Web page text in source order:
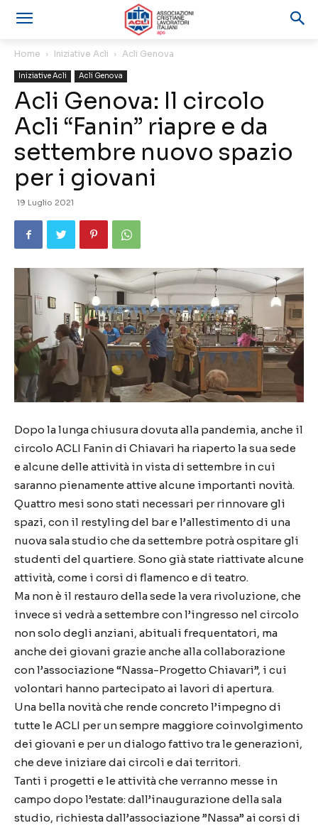
Home Iniziative Acli Acli Genova
Iniziative Acli Acli Genova
Acli Genova: Il circolo
Acli “Fanin” riapre e da
settembre nuovo spazio
per i giovani
19 Luglio 2021
Dopo la lunga chiusura dovuta alla pandemia, anche il
circolo ACLI Fanin di Chiavari ha riaperto la sua sede
e alcune delle attività in vista di settembre in cui
saranno pienamente attive alcune importanti novità.
Quattro mesi sono stati necessari per rinnovare gli
spazi, con il restyling del bar e l’allestimento di una
nuova sala studio che da settembre potrà ospitare gli
studenti del quartiere. Sono già state riattivate alcune
attività, come i corsi di flamenco e di teatro.
Ma non è il restauro della sede la vera rivoluzione, che
invece si vedrà a settembre con l’ingresso nel circolo
non solo degli anziani, abituali frequentatori, ma
anche dei giovani grazie anche alla collaborazione
con l’associazione “Nassa-Progetto Chiavari”, i cui
volontari hanno partecipato ai lavori di apertura.
Una bella novità che rende concreto l’impegno di
tutte le ACLI per un sempre maggiore coinvolgimento
dei giovani e per un dialogo fattivo tra le generazioni,
che deve iniziare dai circoli e dai territori.
Tanti i progetti e le attività che verranno messe in
campo dopo l’estate: dall’inaugurazione della sala
studio, richiesta dall’associazione ”Nassa” ai corsi di